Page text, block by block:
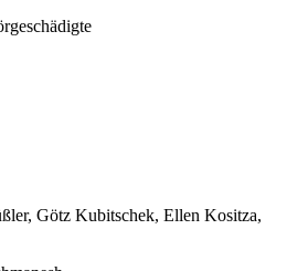
Götz Kubitschek, Ellen Kositza,